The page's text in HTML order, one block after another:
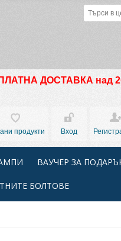
ДОСТАВКА над
продукти Вход
ВАУЧЕР ЗА
БОЛТОВЕ